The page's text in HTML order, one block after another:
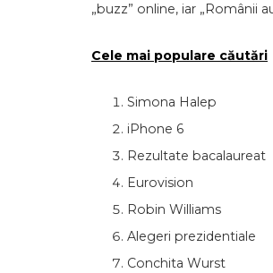
„buzz” online, iar „Românii
Cele mai populare căutări
Simona Halep
iPhone 6
Rezultate bacalaureat
Eurovision
Robin Williams
Alegeri prezidentiale
Conchita Wurst